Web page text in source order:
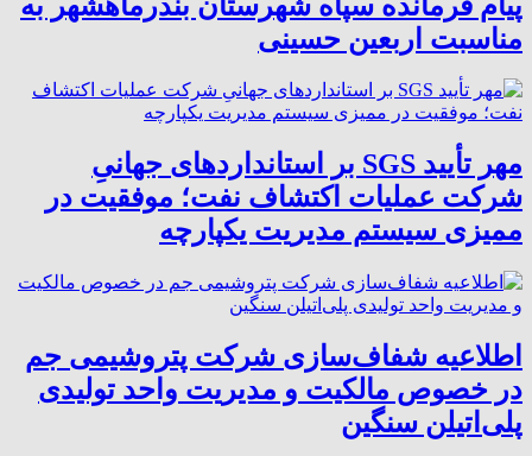
مناسبت اربعین حسینی
مهر تأیید SGS بر استانداردهای جهانیِ
شرکت عملیات اکتشاف نفت؛ موفقیت در
ممیزی سیستم مدیریت یکپارچه
اطلاعیه شفاف‌سازی شرکت پتروشیمی جم
در خصوص مالکیت و مدیریت واحد تولیدی
پلی‌اتیلن سنگین